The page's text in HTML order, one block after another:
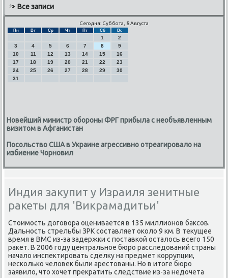
Все записи
Сегодня: Суббота, 8 Августа
Пн Вт Ср Чт Пт Сб Вс
1
2
3
4 5 6 7 8
9
10
11 12 13 14 15
16
17
18 19 20 21 22
23
24
25 26 27 28 29
30
31
Новейший министр обороны ФРГ прибыла с необъявленным
визитом в Афганистан
Посольство США в Украине агрессивно отреагировало на
избиение Чорновил
Индия закупит у Израиля зенитные
ракеты для 'Викрамадитьи'
Стоимость договора оценивается в 135 миллионов баксов.
Дальность стрельбы ЗРК составляет около 9 км. В текущее
время в ВМС из-за задержки с поставкой осталось всего 150
ракет. В 2006 году центральное бюро расследований страны
начало инспектировать сделку на предмет коррупции,
несколько человек были арестованы. Но в итоге бюро
заявило, что хочет прекратить следствие из-за недочета